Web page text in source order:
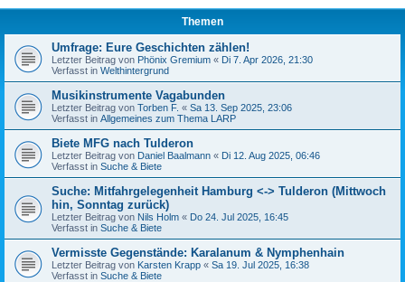
Themen
Umfrage: Eure Geschichten zählen!
Letzter Beitrag von Phönix Gremium « Di 7. Apr 2026, 21:30
Verfasst in Welthintergrund
Musikinstrumente Vagabunden
Letzter Beitrag von Torben F. « Sa 13. Sep 2025, 23:06
Verfasst in Allgemeines zum Thema LARP
Biete MFG nach Tulderon
Letzter Beitrag von Daniel Baalmann « Di 12. Aug 2025, 06:46
Verfasst in Suche & Biete
Suche: Mitfahrgelegenheit Hamburg <-> Tulderon (Mittwoch
hin, Sonntag zurück)
Letzter Beitrag von Nils Holm « Do 24. Jul 2025, 16:45
Verfasst in Suche & Biete
Vermisste Gegenstände: Karalanum & Nymphenhain
Letzter Beitrag von Karsten Krapp « Sa 19. Jul 2025, 16:38
Verfasst in Suche & Biete